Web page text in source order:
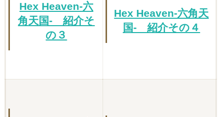
Hex Heaven-六
角天国- 紹介そ
の３
Hex Heaven-六角天
国- 紹介その４